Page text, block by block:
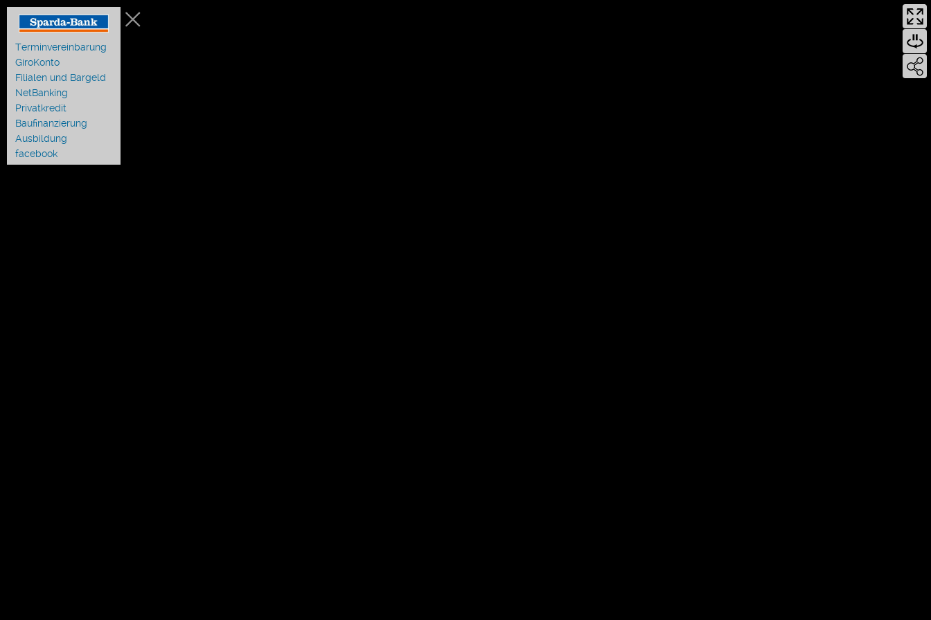
Terminvereinbarung
GiroKonto
Filialen und Bargeld
NetBanking
Privatkredit
Baufinanzierung
Ausbildung
facebook